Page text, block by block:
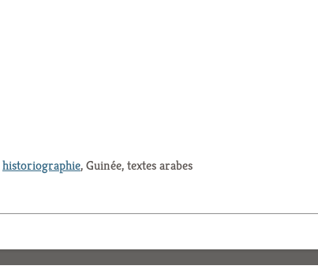
historiographie, Guinée, textes arabes